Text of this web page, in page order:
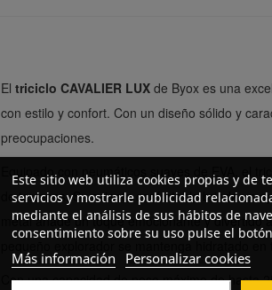
El triciclo CAVALIER LUX de Byox es una
con estilo y confort. Con un diseño sólido y
preocupaciones.
Equipado con neumáticos suaves de EVA, el
de terrenos. Su asiento confortable brinda un
metal añade un toque emocionante y
pequeño explorador se mantenga hidratado en
Con una capacidad de peso máximo de
Este sitio web utiliza cookies propias y de
servicios y mostrarle publicidad
mediante el análisis de sus hábitos de
consentimiento sobre su uso pulse el
Más información Personalizar cookies